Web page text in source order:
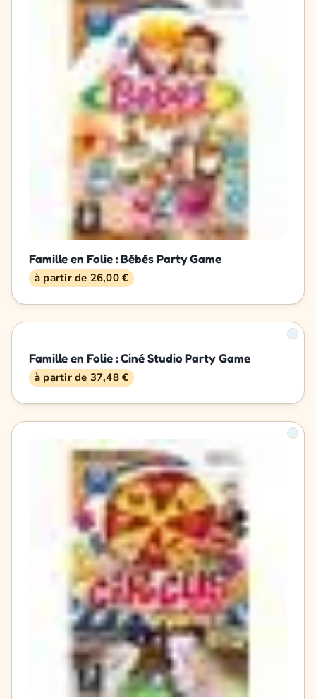
Famille en Folie : Bébés Party Game
à partir de 26,00 €
Famille en Folie : Ciné Studio Party Game
à partir de 37,48 €